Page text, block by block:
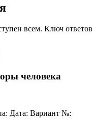
всем. Ключ
человека
Дата: Вариант №: